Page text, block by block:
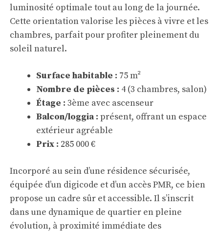
luminosité optimale tout au long de la journée.
Cette orientation valorise les pièces à vivre et les
chambres, parfait pour profiter pleinement du
soleil naturel.
Surface habitable : 75 m²
Nombre de pièces : 4 (3 chambres, salon)
Étage : 3ème avec ascenseur
Balcon/loggia : présent, offrant un espace
extérieur agréable
Prix : 285 000 €
Incorporé au sein d’une résidence sécurisée,
équipée d’un digicode et d’un accès PMR, ce bien
propose un cadre sûr et accessible. Il s’inscrit
dans une dynamique de quartier en pleine
évolution, à proximité immédiate des